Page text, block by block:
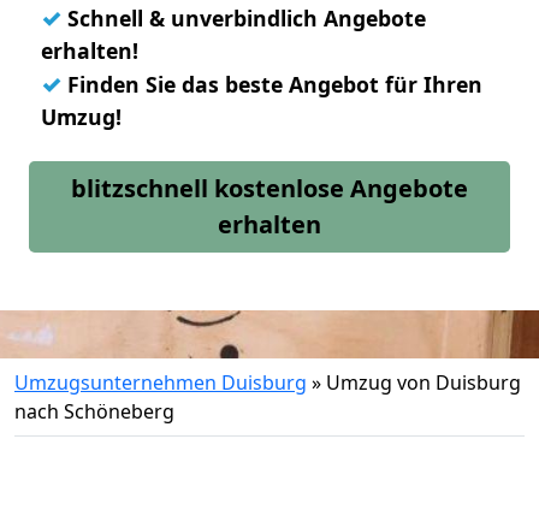
✓ Schnell & unverbindlich Angebote
erhalten!
✓ Finden Sie das beste Angebot für Ihren
Umzug!
blitzschnell kostenlose Angebote
erhalten
Umzugsunternehmen Duisburg » Umzug von Duisburg
nach Schöneberg